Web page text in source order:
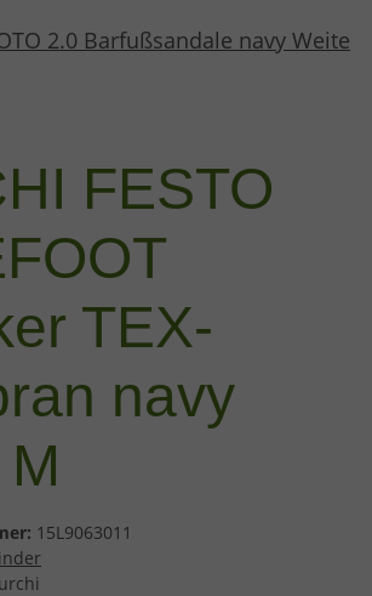
2.0 Barfußsandale navy Weite
FESTO
TEX-
navy
15L9063011